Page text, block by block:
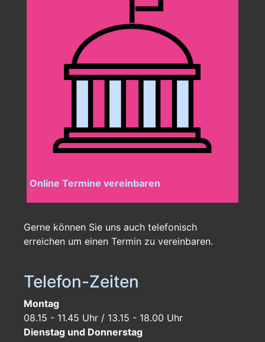
Online Termine vereinbaren
Gerne können Sie uns auch telefonisch
erreichen um einen Termin zu vereinbaren.
Telefon-Zeiten
Montag
08.15 - 11.45 Uhr / 13.15 - 18.00 Uhr
Dienstag und Donnerstag